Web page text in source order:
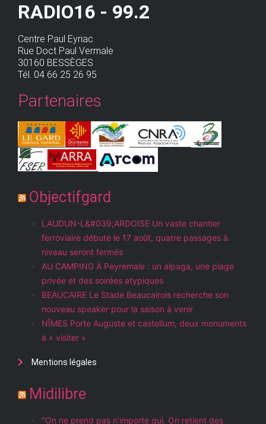
RADIO16 - 99.2
Centre Paul Eyriac
Rue Doct Paul Vermale
30160 BESSÈGES
Tél. 04 66 25 26 95
Partenaires
Objectifgard
LAUDUN-L&#039;ARDOISE Un vaste chantier
ferroviaire débute le 17 août, quatre passages à
niveau seront fermés
AU CAMPING À Peyremale : un alpaga, une plage
privée et des soirées atypiques
BEAUCAIRE Le Stade Beaucairois recherche son
nouveau speaker pour la saison à venir
NÎMES Porte Auguste et castellum, deux monuments
à « visiter »
Mentions légales
Midilibre
"On ne prend pas n’importe qui. On retient des